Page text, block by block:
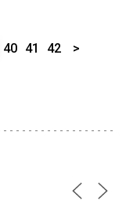
40 41 42 >